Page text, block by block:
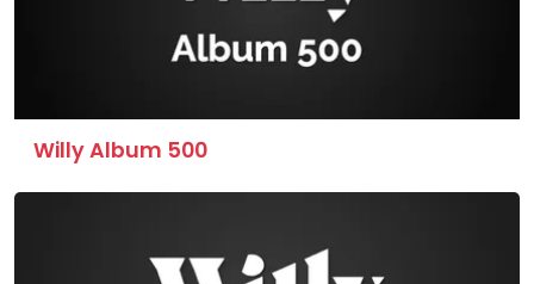
Willy Album 500